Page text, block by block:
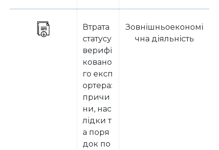
Втрата
статусу
верифі
ковано
го експ
ортера:
причи
ни, нас
лідки т
а поря
док по
Зовнішньоекономі
чна діяльність